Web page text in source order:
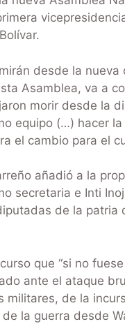
desde la
Asamblea, va a
morir desde la
equipo (…) hacer
el cambio para el
añadió a la
secretaria e Inti
de la patria
que “si no
ante el ataque
de la
la guerra desde